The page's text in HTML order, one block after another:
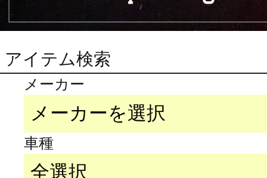
アイテム検索
メーカー
車種